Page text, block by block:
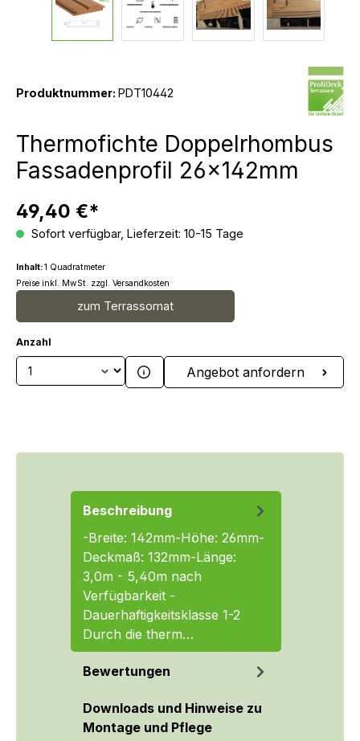
Produktnummer: PDT10442
Thermofichte Doppelrhombus
Fassadenprofil 26x142mm
49,40 €*
Sofort verfügbar, Lieferzeit: 10-15 Tage
Inhalt:1 Quadratmeter
Preise inkl. MwSt. zzgl. Versandkosten
zum Terrassomat
Anzahl
Produkt Anzahl: Gib denAngebot anfordern
Beschreibung
-Breite: 142mm-Höhe: 26mm-
Deckmaß: 132mm-Länge:
3,0m - 5,40m nach
Verfügbarkeit -
Dauerhaftigkeitsklasse 1-2
Durch die therm…
Bewertungen
Downloads und Hinweise zu
Montage und Pflege